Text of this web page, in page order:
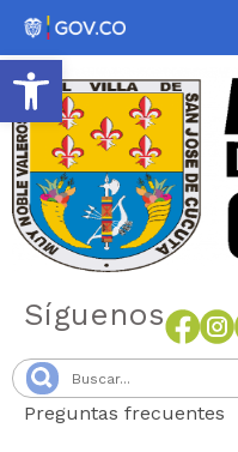
Abrir barra
Síguenos
Preguntas frecuentes